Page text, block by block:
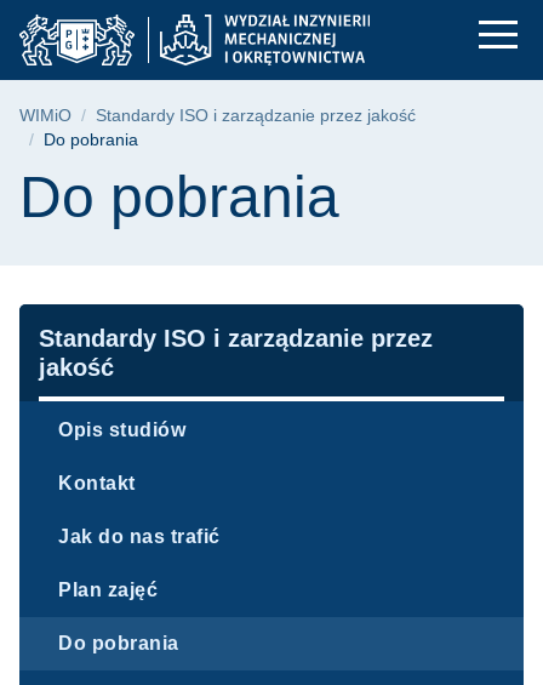
Przejdź
do
menu
Przejdź
do
wyszukiwarki
Przejdź
do
treści
Do pobrania |
Ścieżka nawigacyjna
WIMiO
Standardy ISO i zarządzanie przez jakość
Do pobrania
Treść strony
Do pobrania
Nawigacja
Standardy ISO i zarządzanie przez
jakość
Opis studiów
Kontakt
Jak do nas trafić
Plan zajęć
Do pobrania